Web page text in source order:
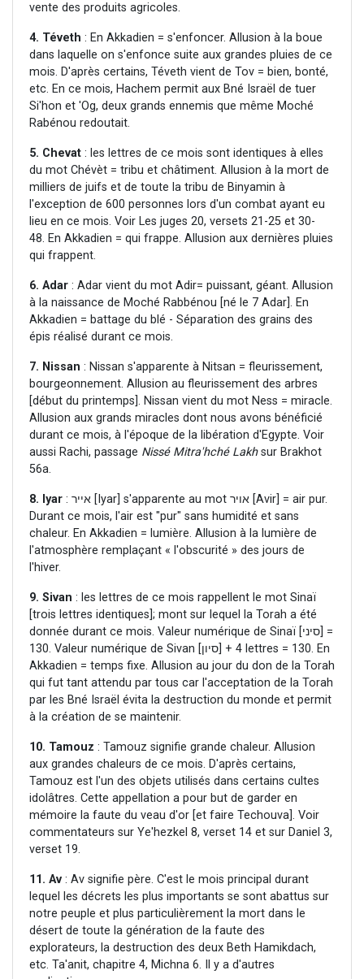
vente des produits agricoles.
4. Téveth : En Akkadien = s'enfoncer. Allusion à la boue
dans laquelle on s'enfonce suite aux grandes pluies de ce
mois. D'après certains, Téveth vient de Tov = bien, bonté,
etc. En ce mois, Hachem permit aux Bné Israël de tuer
Si'hon et 'Og, deux grands ennemis que même Moché
Rabénou redoutait.
5. Chevat : les lettres de ce mois sont identiques à elles
du mot Chévèt = tribu et châtiment. Allusion à la mort de
milliers de juifs et de toute la tribu de Binyamin à
l'exception de 600 personnes lors d'un combat ayant eu
lieu en ce mois. Voir Les juges 20, versets 21-25 et 30-
48. En Akkadien = qui frappe. Allusion aux dernières pluies
qui frappent.
6. Adar : Adar vient du mot Adir= puissant, géant. Allusion
à la naissance de Moché Rabbénou [né le 7 Adar]. En
Akkadien = battage du blé - Séparation des grains des
épis réalisé durant ce mois.
7. Nissan : Nissan s'apparente à Nitsan = fleurissement,
bourgeonnement. Allusion au fleurissement des arbres
[début du printemps]. Nissan vient du mot Ness = miracle.
Allusion aux grands miracles dont nous avons bénéficié
durant ce mois, à l'époque de la libération d'Egypte. Voir
aussi Rachi, passage Nissé Mitra'hché Lakhsur Brakhot
56a.
8. Iyar : אייר [Iyar] s'apparente au mot אויר [Avir] = air pur.
Durant ce mois, l'air est "pur" sans humidité et sans
chaleur. En Akkadien = lumière. Allusion à la lumière de
l'atmosphère remplaçant « l'obscurité » des jours de
l'hiver.
9. Sivan : les lettres de ce mois rappellent le mot Sinaï
[trois lettres identiques]; mont sur lequel la Torah a été
donnée durant ce mois. Valeur numérique de Sinaï [סיני] =
130. Valeur numérique de Sivan [סיון] + 4 lettres = 130. En
Akkadien = temps fixe. Allusion au jour du don de la Torah
qui fut tant attendu par tous car l'acceptation de la Torah
par les Bné Israël évita la destruction du monde et permit
à la création de se maintenir.
10. Tamouz : Tamouz signifie grande chaleur. Allusion
aux grandes chaleurs de ce mois. D'après certains,
Tamouz est l'un des objets utilisés dans certains cultes
idolâtres. Cette appellation a pour but de garder en
mémoire la faute du veau d'or [et faire Techouva]. Voir
commentateurs sur Ye'hezkel 8, verset 14 et sur Daniel 3,
verset 19.
11. Av : Av signifie père. C'est le mois principal durant
lequel les décrets les plus importants se sont abattus sur
notre peuple et plus particulièrement la mort dans le
désert de toute la génération de la faute des
explorateurs, la destruction des deux Beth Hamikdach,
etc. Ta'anit, chapitre 4, Michna 6. Il y a d'autres